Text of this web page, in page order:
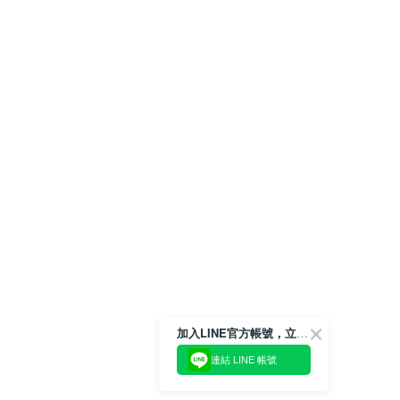
加入LINE官方帳號，立即獲得$100購物金!
連結 LINE 帳號